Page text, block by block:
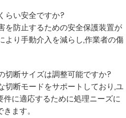
らい安全ですか?
を防止するための安全保護装置が
より手動介入を減らし,作業者の傷
切断サイズは調整可能ですか?
切断モードをサポートしており,ユ
に適応するために処理ニーズに
ます。